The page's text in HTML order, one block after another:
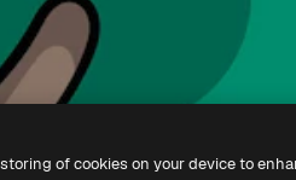
of cookies on your device to